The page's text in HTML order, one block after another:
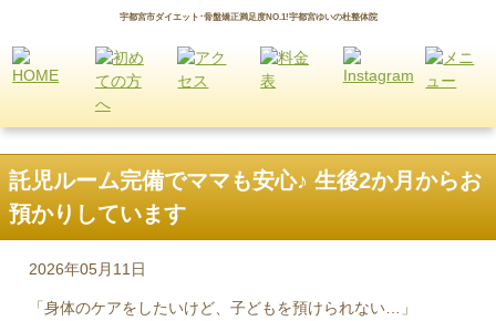
宇都宮市ダイエット･骨盤矯正満足度NO.1!宇都宮ゆいの杜整体院
託児ルーム完備でママも安心♪ 生後2か月からお
預かりしています
2026年05月11日
「身体のケアをしたいけど、子どもを預けられない…」